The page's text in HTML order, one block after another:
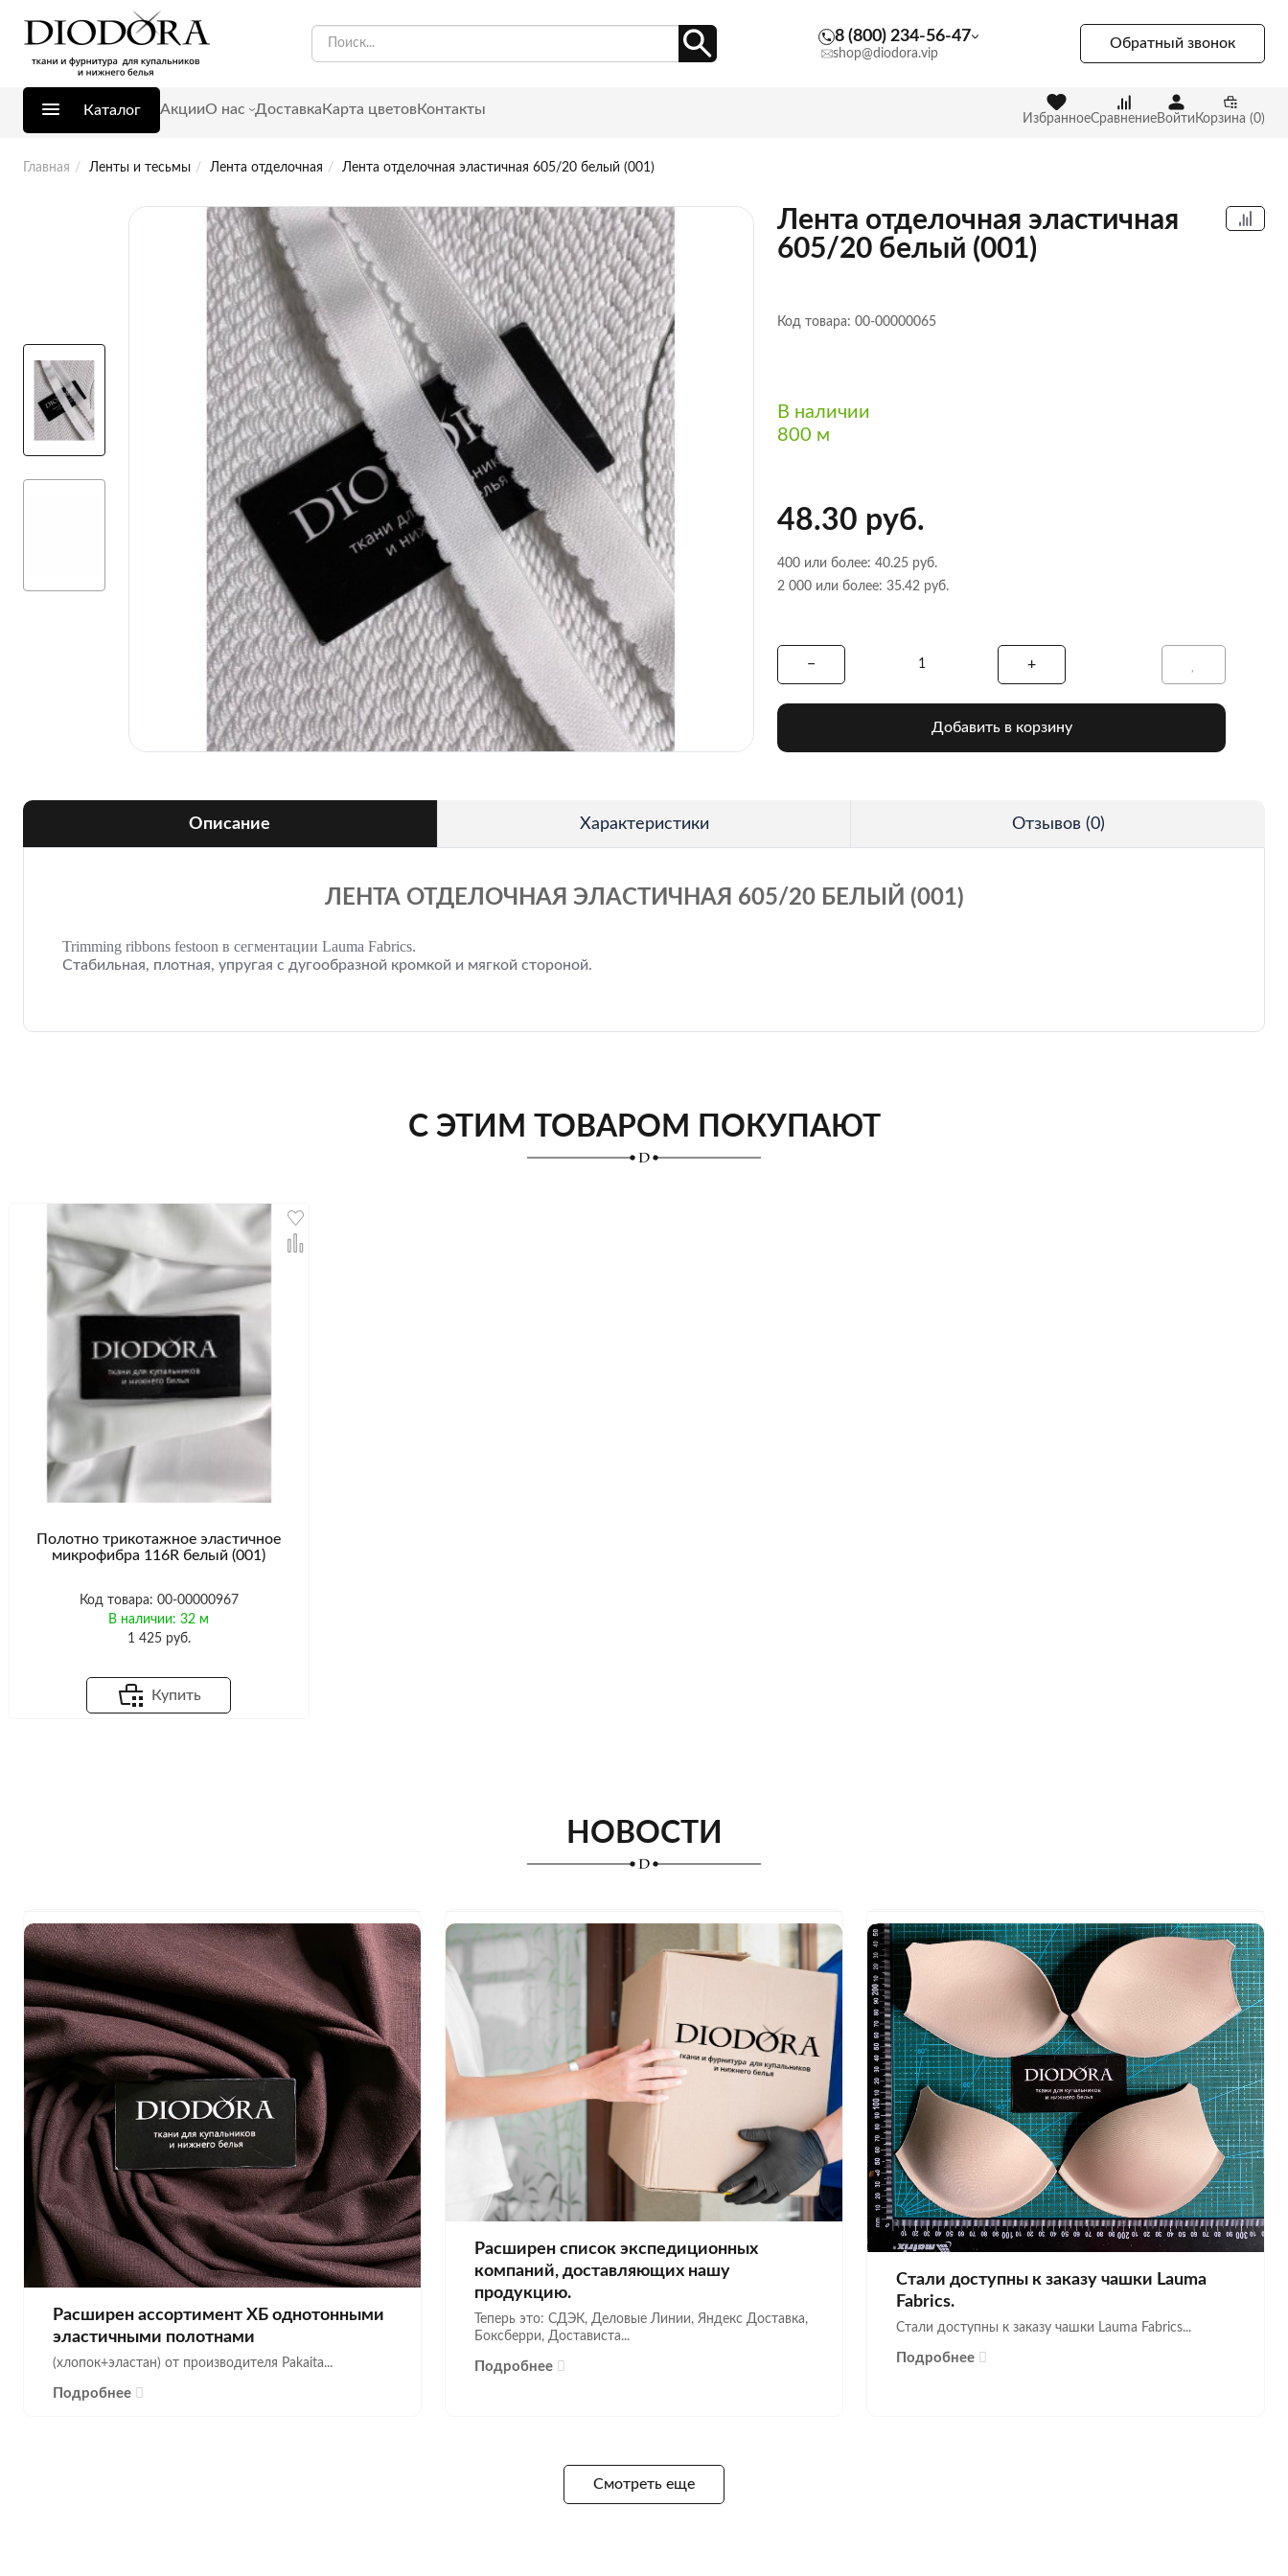
8 (800) 234-56-47
shop@diodora.vip
Обратный звонок
Каталог АкцииО нас Доставка Карта цветовКонтакты
ИзбранноеСравнениеВойти Корзина (0)
Главная Ленты и тесьмы Лента отделочная Лента отделочная эластичная 605/20 белый (001)
Лента отделочная эластичная
605/20 белый (001)
Код товара: 00-00000065
В наличии
800 м
48.30 руб.
400 или более: 40.25 руб.
2 000 или более: 35.42 руб.
Добавить в корзину
Описание Характеристики Отзывов (0)
ЛЕНТА ОТДЕЛОЧНАЯ ЭЛАСТИЧНАЯ 605/20 БЕЛЫЙ (001)
Trimming ribbons festoon в сегментации Lauma Fabrics.
Стабильная, плотная, упругая с дугообразной кромкой и мягкой стороной.
С ЭТИМ ТОВАРОМ ПОКУПАЮТ
Полотно трикотажное эластичное
микрофибра 116R белый (001)
Код товара: 00-00000967
В наличии: 32 м
1 425 руб.
Купить
НОВОСТИ
Расширен ассортимент ХБ однотонными
эластичными полотнами
(хлопок+эластан) от производителя Pakaita...
Подробнее
Расширен список экспедиционных
компаний, доставляющих нашу
продукцию.
Теперь это: СДЭК, Деловые Линии, Яндекс Доставка,
Боксберри, Достависта...
Подробнее
Стали доступны к заказу чашки Lauma
Fabrics.
Стали доступны к заказу чашки Lauma Fabrics...
Подробнее
Смотреть еще